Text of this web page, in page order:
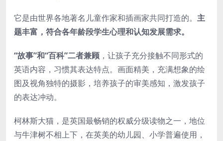
它是由世界各地著名儿童作家和插画家共同打造的。 主
题丰富，符合各年龄段学生心理和认知发展需求。
“故事”和“百科”二者兼顾 ，让孩子充分接触不同形式的
英语内容，习惯其表达特点。画面精美，充满想象的绘
图及视角独特的摄影，培养孩子的审美感知，激发孩子
的表达冲动。
柯林斯大猫，是英国最畅销的权威分级读物之一，地位
与牛津树不相上下，在英美的幼儿园、小学普遍使用，